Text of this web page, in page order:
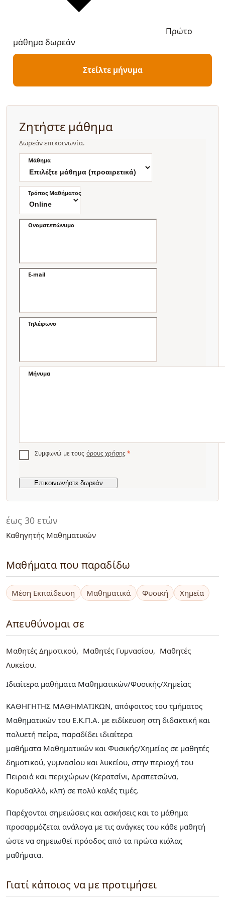
έως 30 ετών
Καθηγητής Μαθηματικών
Μαθήματα που παραδίδω
Μέση Εκπαίδευση Μαθηματικά Φυσική Χημεία
Απευθύνομαι σε
Μαθητές Δημοτικού Μαθητές Γυμνασίου
Μαθητές
Λυκείου
Ιδιαίτερα μαθήματα Μαθηματικών/Φυσικής/Χημείας
ΚΑΘΗΓΗΤΗΣ ΜΑΘΗΜΑΤΙΚΩΝ, απόφοιτος του τμήματος
Μαθηματικών του Ε.Κ.Π.Α. με ειδίκευση στη διδακτική και
πολυετή πείρα, παραδίδει ιδιαίτερα
μαθήματα Μαθηματικών και Φυσικής/Χημείας σε μαθητές
δημοτικού, γυμνασίου και λυκείου, στην περιοχή του
Πειραιά και περιχώρων (Κερατσίνι, Δραπετσώνα,
Κορυδαλλό, κλπ) σε πολύ καλές τιμές.
Παρέχονται σημειώσεις και ασκήσεις και το μάθημα
προσαρμόζεται ανάλογα με τις ανάγκες του κάθε μαθητή
ώστε να σημειωθεί πρόοδος από τα πρώτα κιόλας
μαθήματα.
Γιατί κάποιος να με προτιμήσει
Πρώτο
μάθημα δωρεάν
Στείλτε μήνυμα
Ζητήστε μάθημα
Δωρεάν επικοινωνία.
Μάθημα
Τρόπος Μαθήματος
Ονοματεπώνυμο
E-mail
Τηλέφωνο
Μήνυμα
Συμφωνώ με τους όρους χρήσης *